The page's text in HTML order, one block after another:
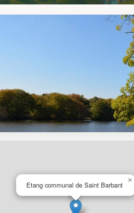
Etang communal de Saint Barbant
×